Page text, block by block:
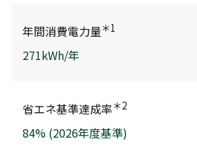
年間消費電力量＊1
271kWh/年
省エネ基準達成率＊2
84% (2026年度基準)